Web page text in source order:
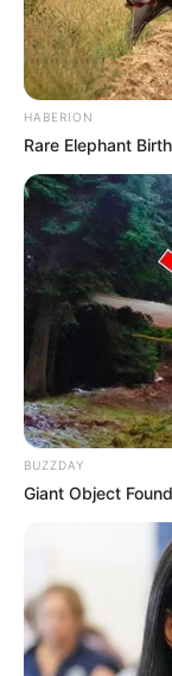
HABERION
Rare Elephant
BUZZDAY
Giant Object